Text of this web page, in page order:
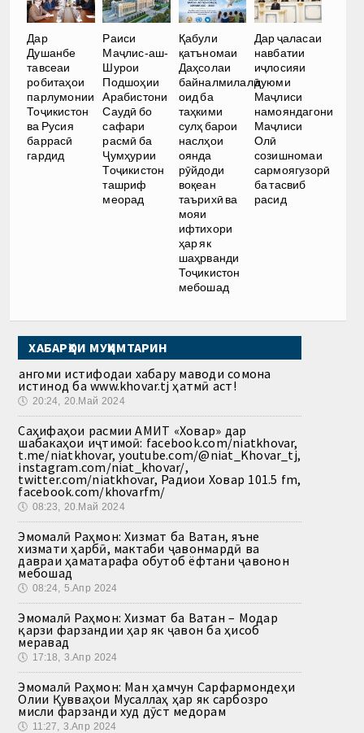
Дар
Душанбе
тавсеаи
робитаҳои
парлумонии
Тоҷикистон
ва Русия
баррасӣ
гардид
Раиси
Маҷлис-аш-
Шурои
Подшоҳии
Арабистони
Саудӣ бо
сафари
расмӣ ба
Ҷумҳурии
Тоҷикистон
ташриф
меорад
Қабули
қатъномаи
Даҳсолаи
байналмилалӣ
оид ба
таҳкими
сулҳ барои
наслҳои
оянда
рӯйдоди
воқеан
таърихӣ ва
мояи
ифтихори
ҳар як
шаҳрванди
Тоҷикистон
мебошад
Дар ҷаласаи
навбатии
иҷлосияи
дуюми
Маҷлиси
намояндагони
Маҷлиси
Олӣ
созишномаи
сармоягузорӣ
ба тасвиб
расид
ХАБАРҲОИ МУҲИМТАРИН
Ҳангоми истифодаи хабару маводи сомона
истинод ба www.khovar.tj ҳатмӣ аст!
🕔 20:24, 20.Май 2024
Саҳифаҳои расмии АМИТ «Ховар» дар
шабакаҳои иҷтимоӣ: facebook.com/niatkhovar,
t.me/niatkhovar, youtube.com/@niat_Khovar_tj,
instagram.com/niat_khovar/,
twitter.com/niatkhovar, Радиои Ховар 101.5 fm,
facebook.com/khovarfm/
🕔 08:23, 20.Май 2024
Эмомалӣ Раҳмон: Хизмат ба Ватан, яъне
хизмати ҳарбӣ, мактаби ҷавонмардӣ ва
давраи ҳаматарафа обутоб ёфтани ҷавонон
мебошад
🕔 08:24, 5.Апр 2024
Эмомалӣ Раҳмон: Хизмат ба Ватан – Модар
қарзи фарзандии ҳар як ҷавон ба ҳисоб
меравад
🕔 17:18, 3.Апр 2024
Эмомалӣ Раҳмон: Ман ҳамчун Сарфармондеҳи
Олии Қувваҳои Мусаллаҳ ҳар як сарбозро
мисли фарзанди худ дӯст медорам
🕔 11:27, 3.Апр 2024